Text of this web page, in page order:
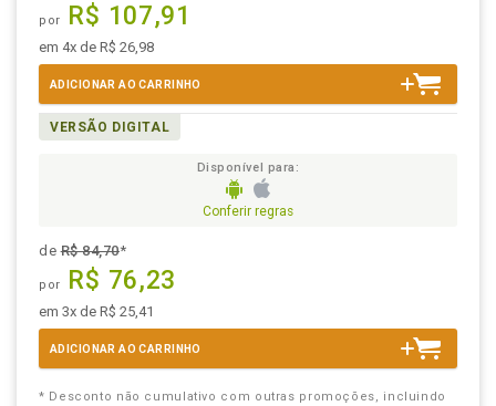
por R$ 107,91
em 4x de R$ 26,98
ADICIONAR AO CARRINHO
VERSÃO DIGITAL
Disponível para:
Conferir regras
deR$ 84,70*
por R$ 76,23
em 3x de R$ 25,41
ADICIONAR AO CARRINHO
* Desconto não cumulativo com outras promoções, incluindo